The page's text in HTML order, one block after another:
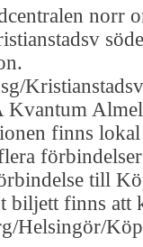
norr
Kvantum
finns
till
biljett finns att
Helsingör/